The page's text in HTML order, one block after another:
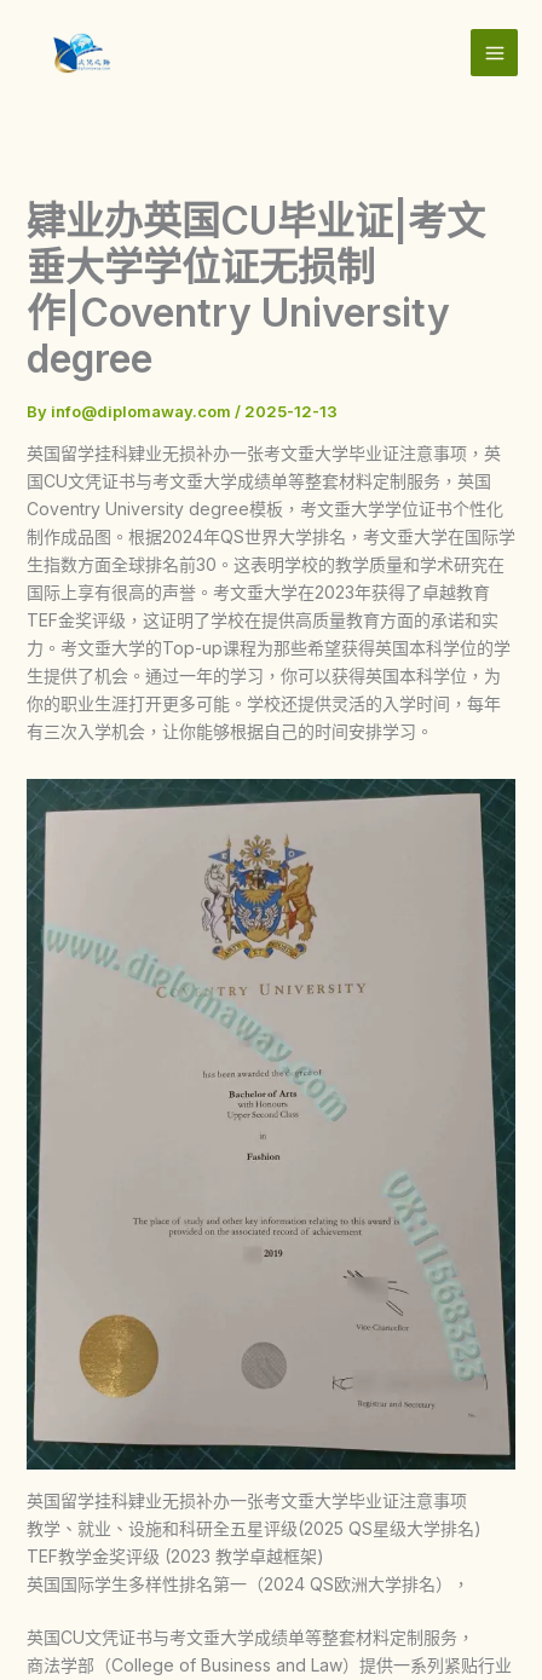
content
肄业办英国CU毕业证|考文
垂大学学位证无损制
作|Coventry University
degree
By info@diplomaway.com / 2025-12-13
英国留学挂科肄业无损补办一张考文垂大学毕业证注意事项，英
国CU文凭证书与考文垂大学成绩单等整套材料定制服务，英国
Coventry University degree模板，考文垂大学学位证书个性化
制作成品图。根据2024年QS世界大学排名，考文垂大学在国际学
生指数方面全球排名前30。这表明学校的教学质量和学术研究在
国际上享有很高的声誉。考文垂大学在2023年获得了卓越教育
TEF金奖评级，这证明了学校在提供高质量教育方面的承诺和实
力。考文垂大学的Top-up课程为那些希望获得英国本科学位的学
生提供了机会。通过一年的学习，你可以获得英国本科学位，为
你的职业生涯打开更多可能。学校还提供灵活的入学时间，每年
有三次入学机会，让你能够根据自己的时间安排学习。
英国留学挂科肄业无损补办一张考文垂大学毕业证注意事项
教学、就业、设施和科研全五星评级(2025 QS星级大学排名)
TEF教学金奖评级 (2023 教学卓越框架)
英国国际学生多样性排名第一（2024 QS欧洲大学排名），
英国CU文凭证书与考文垂大学成绩单等整套材料定制服务，
商法学部（College of Business and Law）提供一系列紧贴行业